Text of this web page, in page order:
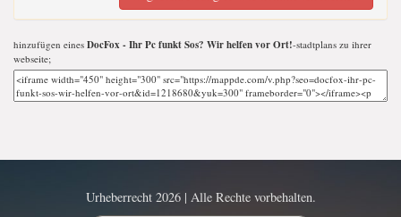
hinzufügen eines DocFox - Ihr Pc funkt Sos? Wir helfen vor Ort!-stadtplans zu ihrer
webseite;
Urheberrecht 2026 | Alle Rechte vorbehalten.